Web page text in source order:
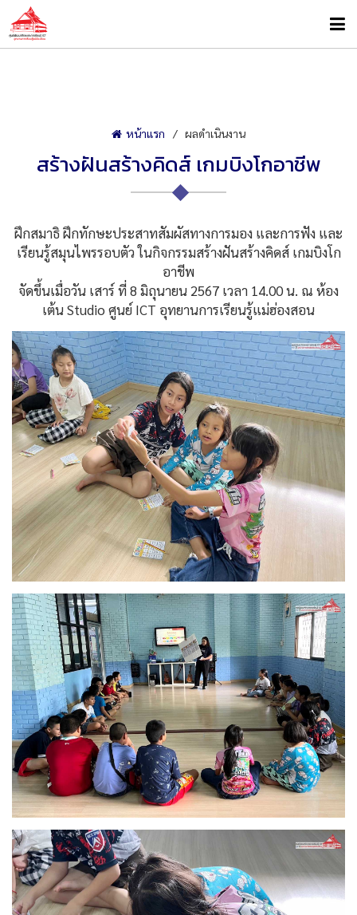
หน้าแรก ผลดำเนินงาน
สร้างฝันสร้างคิดส์ เกมบิงโกอาชีพ
ฝึกสมาธิ ฝึกทักษะประสาทสัมผัสทางการมอง และการฟัง และ
เรียนรู้สมุนไพรรอบตัว ในกิจกรรมสร้างฝันสร้างคิดส์ เกมบิงโก
อาชีพ
จัดขึ้นเมื่อวัน เสาร์ ที่ 8 มิถุนายน 2567 เวลา 14.00 น. ณ ห้อง
เต้น Studio ศูนย์ ICT อุทยานการเรียนรู้แม่ฮ่องสอน